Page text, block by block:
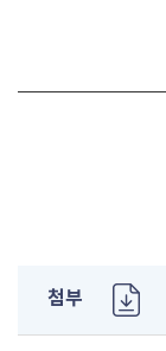
첨부